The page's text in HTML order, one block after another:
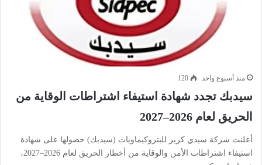
منذ أسبوع واحد 120
سيدبك تجدد شهادة استيفاء اشتراطات الوقاية من
الحريق لعام 2026–2027
أعلنت شركة سيدي كرير للبتروكيماويات (سيدبك) حصولها على شهادة
استيفاء اشتراطات الأمن والوقاية من أخطار الحريق لعام 2026–2027،